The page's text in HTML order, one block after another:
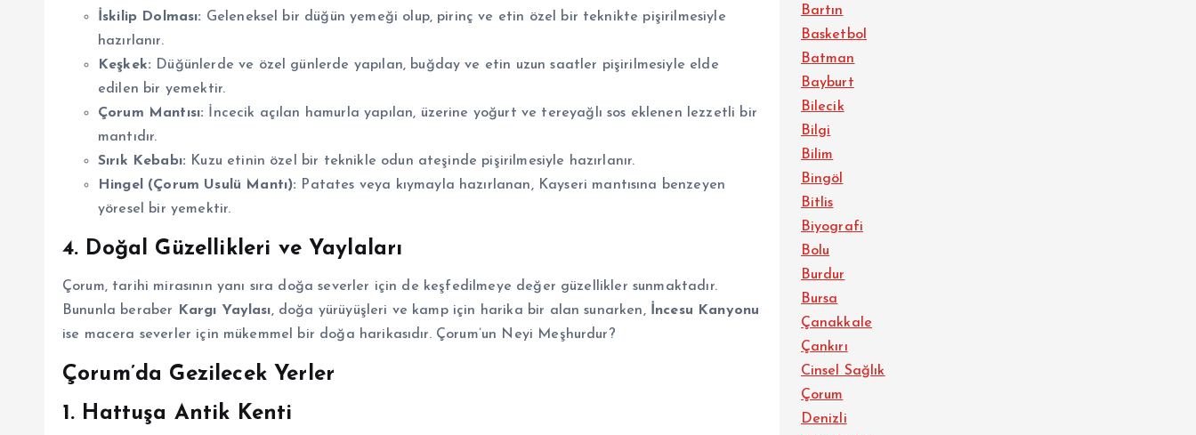
İskilip Dolması: Geleneksel bir düğün yemeği olup, pirinç ve etin özel bir teknikte pişirilmesiyle
hazırlanır.
Keşkek: Düğünlerde ve özel günlerde yapılan, buğday ve etin uzun saatler pişirilmesiyle elde
edilen bir yemektir.
Çorum Mantısı: İncecik açılan hamurla yapılan, üzerine yoğurt ve tereyağlı sos eklenen lezzetli bir
mantıdır.
Sırık Kebabı: Kuzu etinin özel bir teknikle odun ateşinde pişirilmesiyle hazırlanır.
Hingel (Çorum Usulü Mantı): Patates veya kıymayla hazırlanan, Kayseri mantısına benzeyen
yöresel bir yemektir.
4. Doğal Güzellikleri ve Yaylaları
Çorum, tarihi mirasının yanı sıra doğa severler için de keşfedilmeye değer güzellikler sunmaktadır.
Bununla beraber
Kargı Yaylası, doğa yürüyüşleri ve kamp için harika bir alan sunarken,
İncesu Kanyonu
ise macera severler için mükemmel bir doğa harikasıdır. Çorum’un Neyi Meşhurdur?
Çorum’da Gezilecek Yerler
1. Hattuşa Antik Kenti
Bartın
Basketbol
Batman
Bayburt
Bilecik
Bilgi
Bilim
Bingöl
Bitlis
Biyografi
Bolu
Burdur
Bursa
Çanakkale
Çankırı
Cinsel Sağlık
Çorum
Denizli